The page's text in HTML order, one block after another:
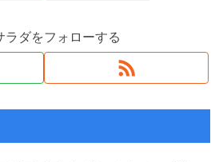
ラダをフォローする